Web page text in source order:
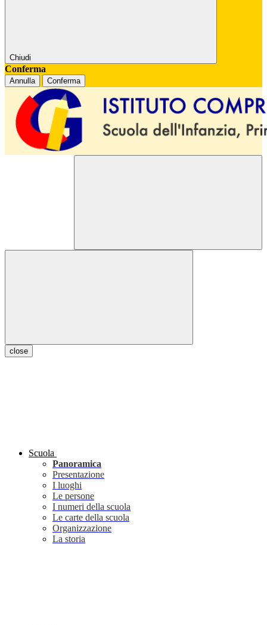
Chiudi
Conferma
Annulla Conferma
close
Scuola
Panoramica
Presentazione
I luoghi
Le persone
I numeri della scuola
Le carte della scuola
Organizzazione
La storia